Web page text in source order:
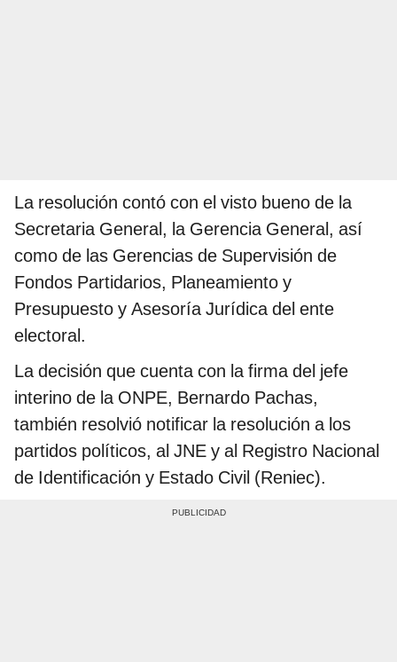
La resolución contó con el visto bueno de la
Secretaria General, la Gerencia General, así
como de las Gerencias de Supervisión de
Fondos Partidarios, Planeamiento y
Presupuesto y Asesoría Jurídica del ente
electoral.
La decisión que cuenta con la firma del jefe
interino de la ONPE, Bernardo Pachas,
también resolvió notificar la resolución a los
partidos políticos, al JNE y al Registro Nacional
de Identificación y Estado Civil (Reniec).